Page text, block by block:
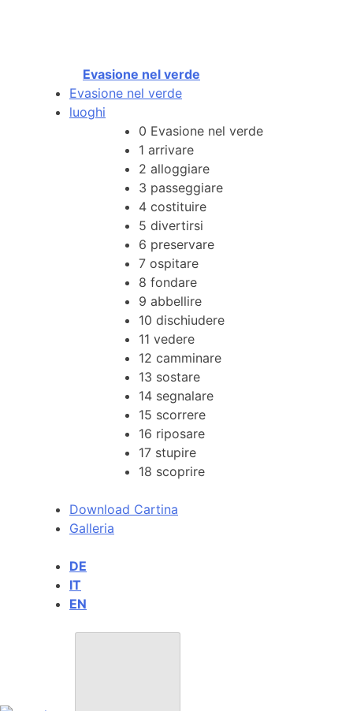
Evasione nel verde
Evasione nel verde
luoghi
0 Evasione nel verde
1 arrivare
2 alloggiare
3 passeggiare
4 costituire
5 divertirsi
6 preservare
7 ospitare
8 fondare
9 abbellire
10 dischiudere
11 vedere
12 camminare
13 sostare
14 segnalare
15 scorrere
16 riposare
17 stupire
18 scoprire
Download Cartina
Galleria
DE
IT
EN